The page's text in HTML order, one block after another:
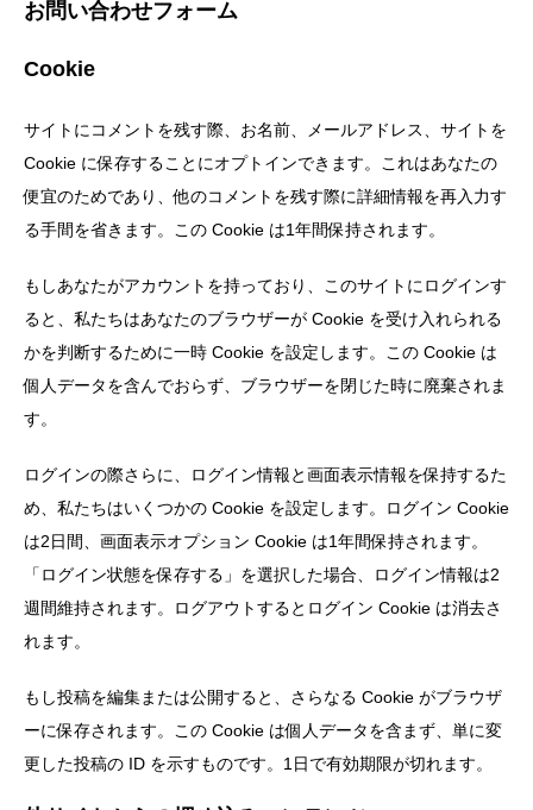
お問い合わせフォーム
Cookie
サイトにコメントを残す際、お名前、メールアドレス、サイトを
Cookie に保存することにオプトインできます。これはあなたの
便宜のためであり、他のコメントを残す際に詳細情報を再入力す
る手間を省きます。この Cookie は1年間保持されます。
もしあなたがアカウントを持っており、このサイトにログインす
ると、私たちはあなたのブラウザーが Cookie を受け入れられる
かを判断するために一時 Cookie を設定します。この Cookie は
個人データを含んでおらず、ブラウザーを閉じた時に廃棄されま
す。
ログインの際さらに、ログイン情報と画面表示情報を保持するた
め、私たちはいくつかの Cookie を設定します。ログイン Cookie
は2日間、画面表示オプション Cookie は1年間保持されます。
「ログイン状態を保存する」を選択した場合、ログイン情報は2
週間維持されます。ログアウトするとログイン Cookie は消去さ
れます。
もし投稿を編集または公開すると、さらなる Cookie がブラウザ
ーに保存されます。この Cookie は個人データを含まず、単に変
更した投稿の ID を示すものです。1日で有効期限が切れます。